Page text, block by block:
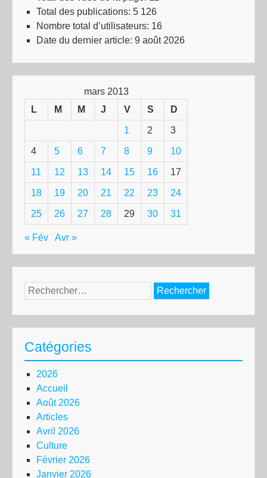
Total des publications: 5 126
Nombre total d’utilisateurs: 16
Date du dernier article: 9 août 2026
mars 2013
L
M M J V S D
1 2 3
4 5 6 7 8 9 10
11 12 13 14 15 16 17
18 19 20 21 22 23 24
25 26 27 28 29 30 31
« Fév Avr »
Rechercher :
Catégories
2026
Accueil
Août 2026
Articles
Avril 2026
Culture
Février 2026
Janvier 2026